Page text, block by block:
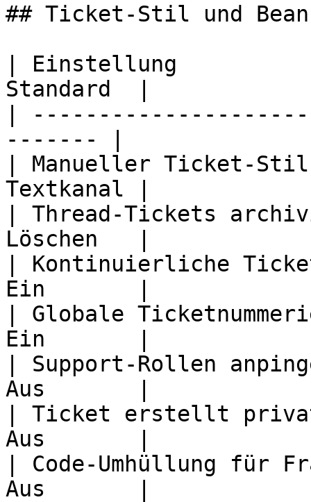
## Ticket-Stil und
| Einstellung
Standard  |
|
------- |
| Manueller
Textkanal |
| Thread-Tickets
Löschen   |
| Kontinuierliche
Ein       |
| Globale
Ein       |
| Support-Rollen
Aus       |
| Ticket erstellt
Aus       |
| Code-Umhüllung
Aus       |